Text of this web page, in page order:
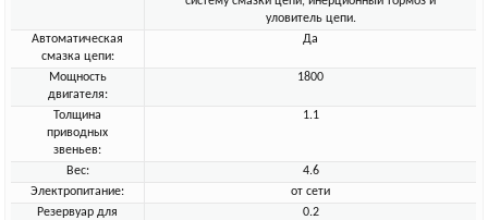
уловитель цепи.
Автоматическая
смазка цепи:
Да
Мощность
двигателя:
1800
Толщина
приводных
звеньев:
1.1
Вес:
4.6
Электропитание:
от сети
Резервуар для
0.2